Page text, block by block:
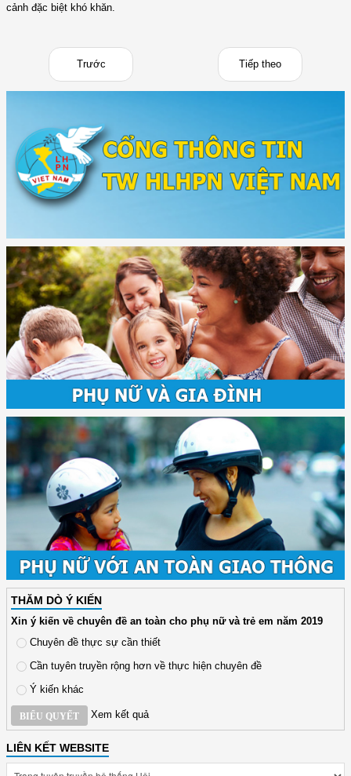
cảnh đặc biệt khó khăn.
Trước Tiếp theo
THĂM DÒ Ý KIẾN
Xin ý kiến về chuyên đề an toàn cho phụ nữ và trẻ em năm 2019
Chuyên đề thực sự cần thiết
Cần tuyên truyền rộng hơn về thực hiện chuyên đề
Ý kiến khác
BIỂU QUYẾT Xem kết quả
LIÊN KẾT WEBSITE